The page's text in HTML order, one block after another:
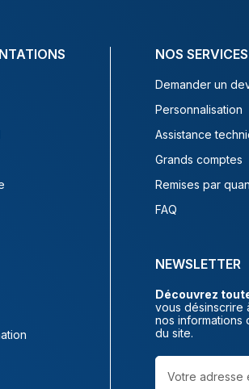
NOS SERVICES
Demander un
Personnalisation
Assistance
Grands comptes
Remises par
FAQ
NEWSLETTER
Découvrez
vous désinscrire
nos informations
du site.